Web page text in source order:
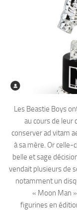
Les Beastie Boys
au cours de leur
conserver ad vitam
à sa mère. Or celle-
belle et sage
vendait plusieurs de
notamment un
« Moon Man
figurines en